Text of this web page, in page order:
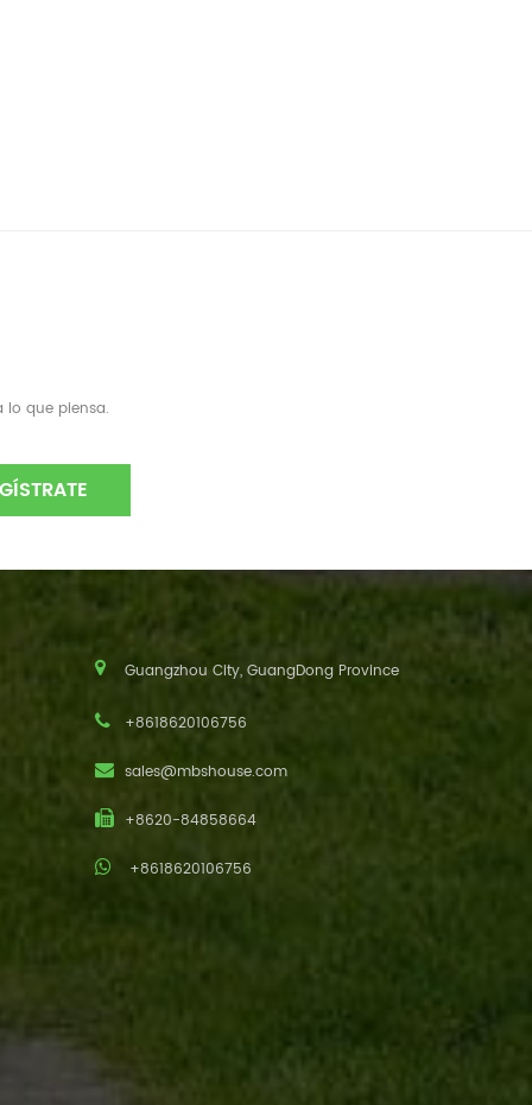
lo que piensa.
Guangzhou City, GuangDong Province
+8618620106756
sales@mbshouse.com
+8620-84858664
+8618620106756